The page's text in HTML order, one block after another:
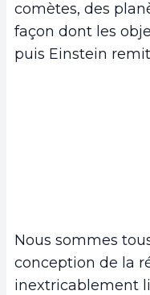
comètes, des
façon dont les
puis Einstein
Nous sommes
conception de la
inextricablement